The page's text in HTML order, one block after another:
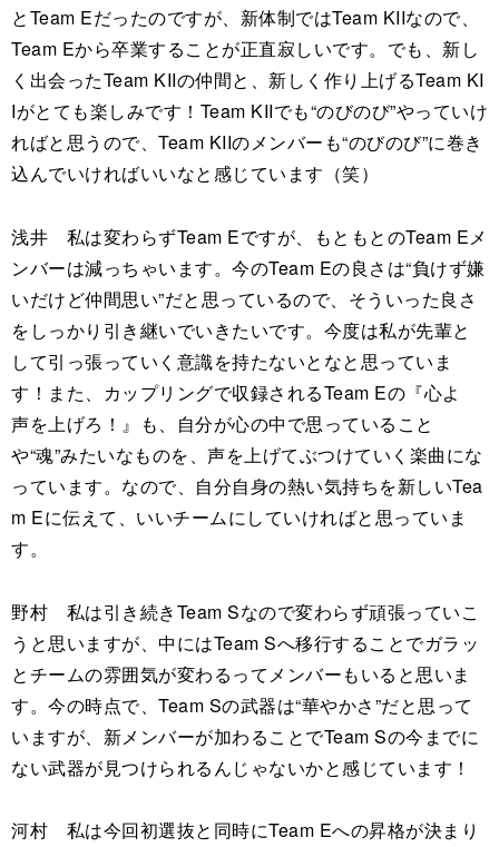
とTeam Eだったのですが、新体制ではTeam KIIなので、
Team Eから卒業することが正直寂しいです。でも、新し
く出会ったTeam KIIの仲間と、新しく作り上げるTeam KI
Iがとても楽しみです！Team KIIでも“のびのび”やっていけ
ればと思うので、Team KIIのメンバーも“のびのび”に巻き
込んでいければいいなと感じています（笑）
浅井 私は変わらずTeam Eですが、もともとのTeam Eメ
ンバーは減っちゃいます。今のTeam Eの良さは“負けず嫌
いだけど仲間思い”だと思っているので、そういった良さ
をしっかり引き継いでいきたいです。今度は私が先輩と
して引っ張っていく意識を持たないとなと思っていま
す！また、カップリングで収録されるTeam Eの『心よ
声を上げろ！』も、自分が心の中で思っていること
や“魂”みたいなものを、声を上げてぶつけていく楽曲にな
っています。なので、自分自身の熱い気持ちを新しいTea
m Eに伝えて、いいチームにしていければと思っていま
す。
野村 私は引き続きTeam Sなので変わらず頑張っていこ
うと思いますが、中にはTeam Sへ移行することでガラッ
とチームの雰囲気が変わるってメンバーもいると思いま
す。今の時点で、Team Sの武器は“華やかさ”だと思って
いますが、新メンバーが加わることでTeam Sの今までに
ない武器が見つけられるんじゃないかと感じています！
河村 私は今回初選抜と同時にTeam Eへの昇格が決まり